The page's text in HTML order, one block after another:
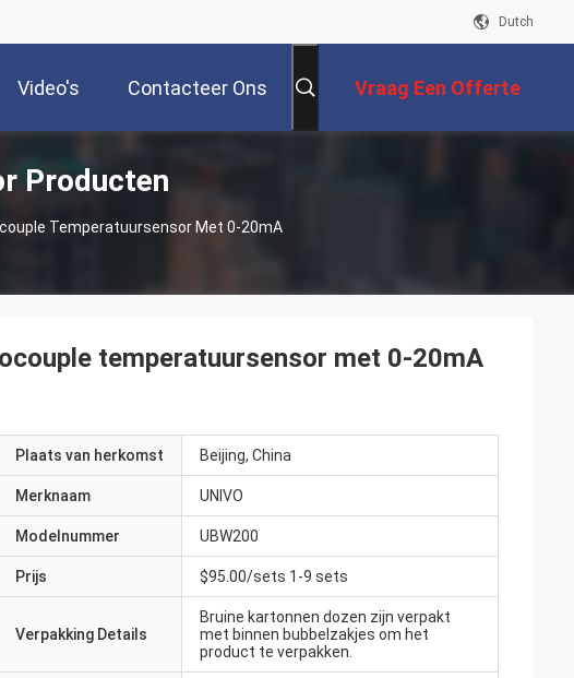
Dutch
Video's Contacteer Ons Vraag Een Offerte
Producten
Temperatuursensor Met 0-20mA
temperatuursensor met 0-20mA
Plaats van herkomst Beijing, China
Merknaam UNIVO
Modelnummer UBW200
Prijs $95.00/sets 1-9 sets
Verpakking Details
Bruine kartonnen dozen zijn verpakt
met binnen bubbelzakjes om het
product te verpakken.